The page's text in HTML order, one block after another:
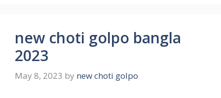
new choti golpo bangla
2023
May 8, 2023 by new choti golpo